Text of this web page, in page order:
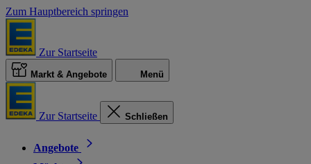
Zum Hauptbereich springen
Zur Startseite
Markt & Angebote Menü
Zur Startseite Schließen
Angebote